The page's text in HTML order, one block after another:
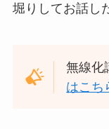
堀りしてお話し
無線化
はこち